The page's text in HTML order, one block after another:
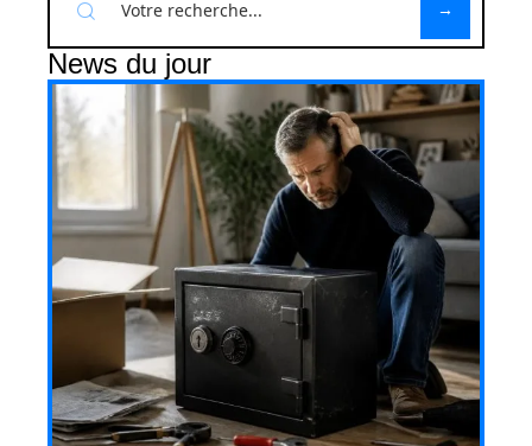
News du jour